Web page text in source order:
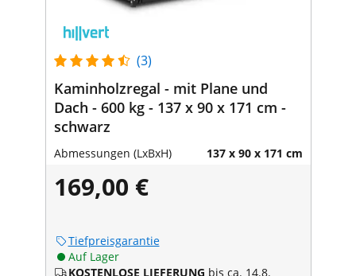
(3)
Kaminholzregal - mit Plane und
Dach - 600 kg - 137 x 90 x 171 cm -
schwarz
Abmessungen (LxBxH) 137 x 90 x 171 cm
169,00 €
Tiefpreisgarantie
Auf Lager
KOSTENLOSE LIEFERUNG bis ca. 14.8.